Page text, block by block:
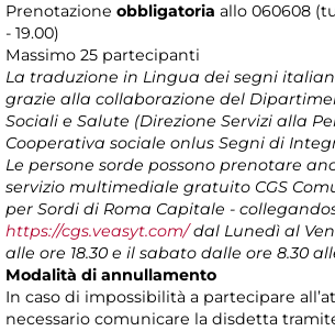
Prenotazione obbligatoria allo 060608
- 19.00)
Massimo 25 partecipanti
La traduzione in Lingua dei segni
grazie alla collaborazione del
Sociali e Salute (Direzione Servizi alla
Cooperativa sociale onlus Segni di
Le persone sorde possono prenotare
servizio multimediale gratuito CGS
per Sordi di Roma Capitale -
https://cgs.veasyt.com/dal Lunedì al
alle ore 18.30 e il sabato dalle ore 8.30
Modalità di annullamento
In caso di impossibilità a partecipare
necessario comunicare la disdetta